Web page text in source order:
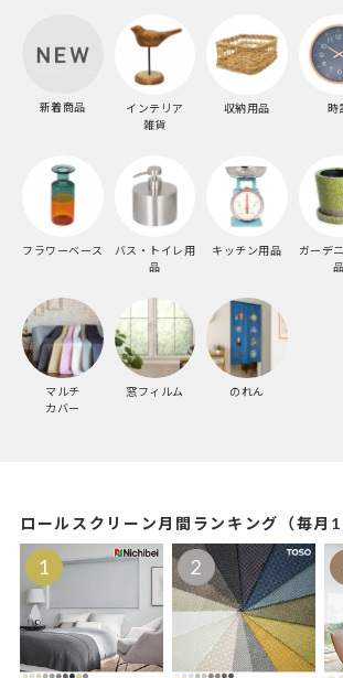
新着商品
インテリア
雑貨
収納用品 時
フラワーベース
バス・トイレ用
品
キッチン用品
ガーデ
品
マルチ
カバー
窓フィルム のれん
ロールスクリーン月間ランキング（毎月1